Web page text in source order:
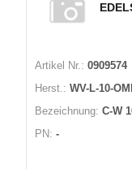
Artikel Nr.: 0909574
Herst.: WV-L-10-
Bezeichnung: C-W
PN: -